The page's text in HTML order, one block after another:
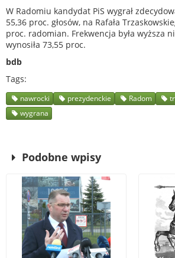
W Radomiu kandydat PiS wygrał
55,36 proc. głosów, na Rafała
proc. radomian. Frekwencja była wyższa
wynosiła 73,55 proc.
bdb
Tags
nawrocki prezydenckie Radom
wygrana
Podobne wpisy